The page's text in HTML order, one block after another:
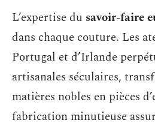
L’expertise du savoir-faire
dans chaque couture. Les
Portugal et d’Irlande
artisanales séculaires,
matières nobles en pièces
fabrication minutieuse